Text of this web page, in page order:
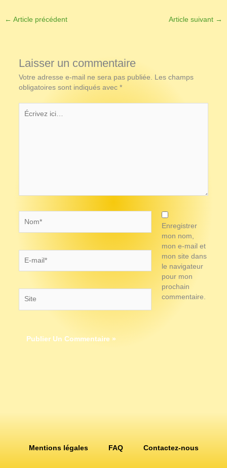
← Article précédent Article suivant →
Laisser un commentaire
Votre adresse e-mail ne sera pas publiée.
Les champs
obligatoires sont indiqués avec *
ici…
mail*
Enregistrer
mon nom,
mon e-mail et
mon site dans
le navigateur
pour mon
prochain
commentaire.
Mentions légales FAQ Contactez-nous